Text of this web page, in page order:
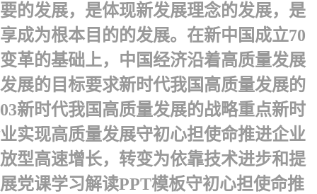
的发展，是体现新发展理念的发展，是
成为根本目的的发展。在新中国成立70
革的基础上，中国经济沿着高质量发展
展的目标要求新时代我国高质量发展的
新时代我国高质量发展的战略重点新时
实现高质量发展 守初心担使命推进企业
型高速增长，转变为依靠技术进步和提
党课学习解读PPT模板守初心担使命推